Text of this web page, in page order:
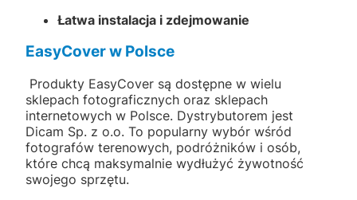
Łatwa instalacja i zdejmowanie
EasyCover w Polsce
Produkty EasyCover są dostępne w wielu
sklepach fotograficznych oraz sklepach
internetowych w Polsce. Dystrybutorem jest
Dicam Sp. z o.o. To popularny wybór wśród
fotografów terenowych, podróżników i osób,
które chcą maksymalnie wydłużyć żywotność
swojego sprzętu.